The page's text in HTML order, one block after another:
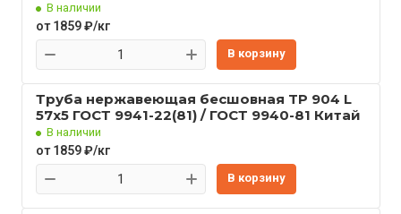
В наличии
от 1859 ₽/кг
В корзину
Труба нержавеющая бесшовная TP 904 L
57x5 ГОСТ 9941-22(81) / ГОСТ 9940-81 Китай
В наличии
от 1859 ₽/кг
В корзину